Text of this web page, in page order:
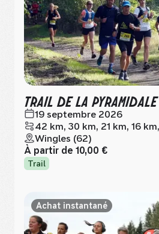
TRAIL DE LA PYRAMIDALE
19 septembre 2026
42 km, 30 km, 21 km, 16
Wingles (62)
À partir de 10,00 €
Trail
Achat instantané